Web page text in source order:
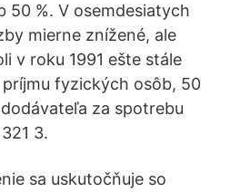
50 %. V osemdesiatych
mierne znížené, ale
v roku 1991 ešte stále
fyzických osôb, 50
za spotrebu
3.
sa uskutočňuje so